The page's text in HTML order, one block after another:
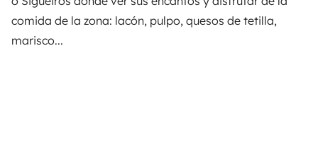
comida de la zona: lacón, pulpo, quesos de tetilla,
marisco...